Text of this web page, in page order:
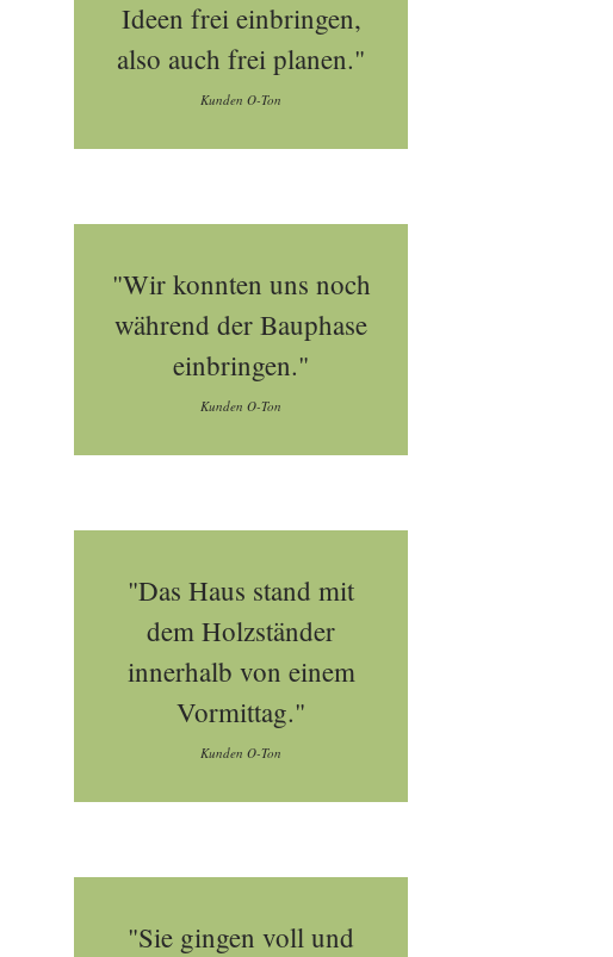
Ideen frei einbringen,
also auch frei planen."
Kunden O-Ton
"Wir konnten uns noch
während der Bauphase
einbringen."
Kunden O-Ton
"Das Haus stand mit
dem Holzständer
innerhalb von einem
Vormittag."
Kunden O-Ton
"Sie gingen voll und